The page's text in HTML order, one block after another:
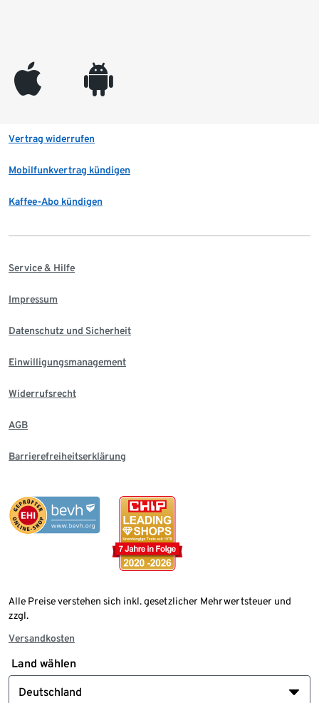
appleinc android
Vertrag widerrufen
Mobilfunkvertrag kündigen
Kaffee-Abo kündigen
Service & Hilfe
Impressum
Datenschutz und Sicherheit
Einwilligungsmanagement
Widerrufsrecht
AGB
Barrierefreiheitserklärung
Alle Preise verstehen sich inkl. gesetzlicher Mehrwertsteuer und
zzgl.
Versandkosten
Land wählen
Deutschland